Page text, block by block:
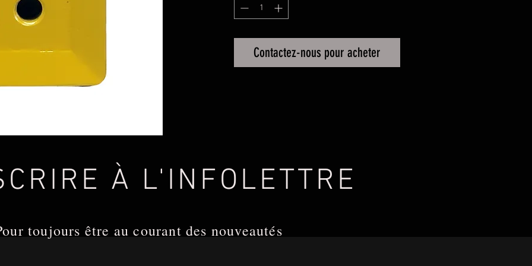
Yellow
Contactez-nous pour acheter
À L'INFOLETTRE
toujours être au courant des nouveautés